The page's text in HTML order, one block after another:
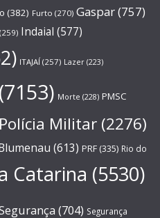
(382) Furto (270) Gaspar(757)
(259) Indaial (577)
ITAJAÍ (257) Lazer (223)
(7153) Morte (228) PMSC
Polícia Militar (2276)
(613) PRF (335) Rio do
Catarina (5530)
(704) Segurança